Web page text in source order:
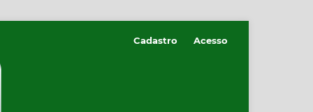
Cadastro Acesso